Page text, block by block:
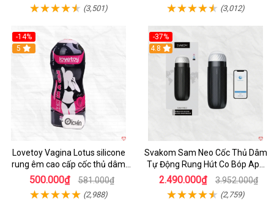
(3,501) (3,012)
-14%
Hot
5
Lovetoy Vagina Lotus silicone
rung êm cao cấp cốc thủ dâm
nam
500.000₫ 581.000₫
(2,988)
-37%
4.8
Svakom Sam Neo Cốc Thủ Dâm
Tự Động Rung Hút Co Bóp App
Điều Khiển
2.490.000₫ 3.952.000₫
(2,759)